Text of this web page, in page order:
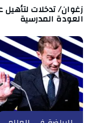
زغوان/ تدخلات
العودة المدرسية